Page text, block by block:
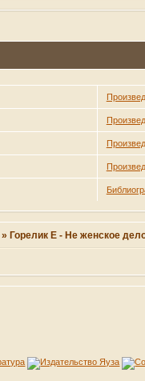
» Горелик Е - Не женское